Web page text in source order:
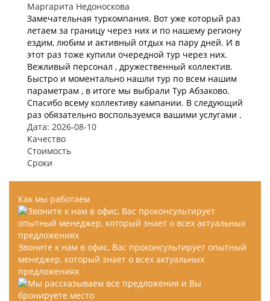
Маргарита Недоноскова
Замечательная туркомпания. Вот уже который раз
летаем за границу через них и по нашему региону
ездим, любим и активный отдых на пару дней. И в
этот раз тоже купили очередной тур через них.
Вежливый персонал , дружественный коллектив.
Быстро и моментально нашли тур по всем нашим
параметрам , в итоге мы выбрали Тур Абзаково.
Спасибо всему коллективу кампании. В следующий
раз обязательно воспользуемся вашими услугами .
Дата: 2026-08-10
Качество
Стоимость
Сроки
Как мы работаем
Звоните к нам в офис, Вас проконсультирует опытный
менеджер, который знает о всех актуальных
предложениях